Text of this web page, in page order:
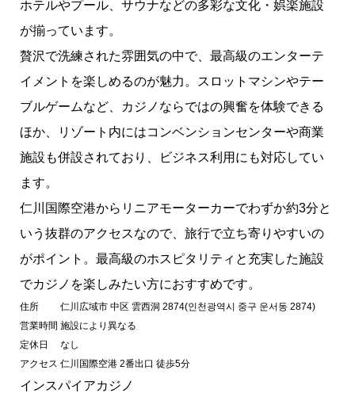
ホテルやプール、サウナなどの多彩な文化・娯楽施設
が揃っています。
贅沢で洗練された雰囲気の中で、最高級のエンターテ
イメントを楽しめるのが魅力。スロットマシンやテー
ブルゲームなど、カジノならではの興奮を体験できる
ほか、リゾート内にはコンベンションセンターや商業
施設も併設されており、ビジネス利用にも対応してい
ます。
仁川国際空港からリニアモーターカーでわずか約3分と
いう抜群のアクセスなので、旅行で立ち寄りやすいの
がポイント。最高級のホスピタリティと充実した施設
でカジノを楽しみたい方におすすめです。
住所
仁川広域市 中区 雲西洞 2874(인천광역시 중구 운서동 2874)
営業時間 施設により異なる
定休日
なし
アクセス 仁川国際空港 2番出口 徒歩5分
インスパイアカジノ